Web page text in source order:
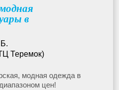
для девочки
девочек
в
Теремок)
модная одежда в
цен!